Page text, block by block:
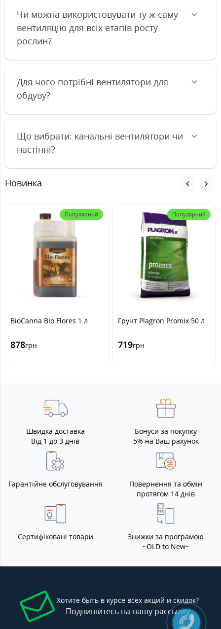
Чи можна використовувати ту ж саму
вентиляцію для всіх етапів росту
рослин?
Для чого потрібні вентилятори для
обдуву?
Що вибрати: канальні вентилятори чи
настінні?
Новинка
Популярний
BioCanna Bio Flores 1 л
878грн
Популярний
Грунт Plagron Promix 50 л
719грн
Швидка доставка
Від 1 до 3 днів
Бонуси за покупку
5% на Ваш рахунок
Гарантійне обслуговування
Повернення та обмін
протягом 14 днів
Сертифіковані товари
Знижки за програмою
~OLD to New~
Хотите быть в курсе всех акций и скидок?
Подпишитесь на нашу рассылку